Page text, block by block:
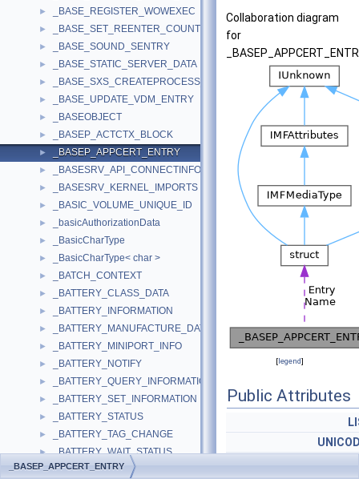
► _BASE_REGISTER_WOWEXEC
► _BASE_SET_REENTER_COUNT
► _BASE_SOUND_SENTRY
► _BASE_STATIC_SERVER_DATA
► _BASE_SXS_CREATEPROCESS_MSG
► _BASE_UPDATE_VDM_ENTRY
► _BASEOBJECT
► _BASEP_ACTCTX_BLOCK
► _BASEP_APPCERT_ENTRY
► _BASESRV_API_CONNECTINFO
► _BASESRV_KERNEL_IMPORTS
► _BASIC_VOLUME_UNIQUE_ID
► _basicAuthorizationData
► _BasicCharType
► _BasicCharType< char >
► _BATCH_CONTEXT
► _BATTERY_CLASS_DATA
► _BATTERY_INFORMATION
► _BATTERY_MANUFACTURE_DATE
► _BATTERY_MINIPORT_INFO
► _BATTERY_NOTIFY
► _BATTERY_QUERY_INFORMATION
► _BATTERY_SET_INFORMATION
► _BATTERY_STATUS
► _BATTERY_TAG_CHANGE
► _BATTERY_WAIT_STATUS
► _BATTERY_WMI_CYCLE_COUNT
Collaboration diagram
for
[legend]
Public Attributes
_BASEP_APPCERT_ENTRY